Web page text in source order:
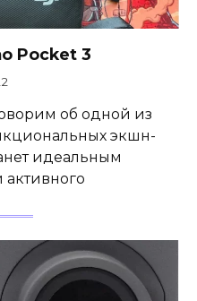
Pocket 3
об одной из
экшн-
идеальным